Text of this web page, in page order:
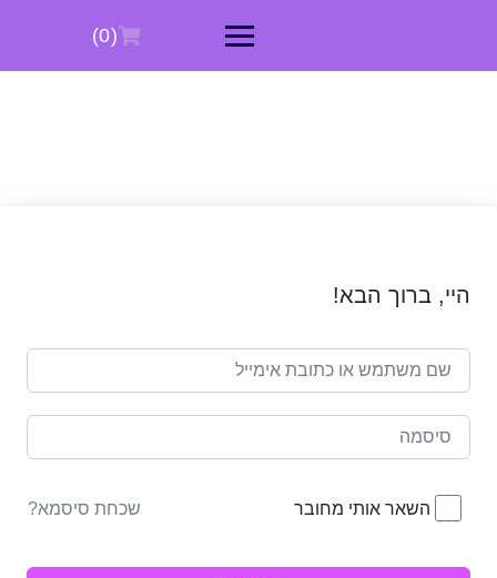
(0)
היי, ברוך הבא!
השאר אותי מחובר שכחת סיסמא?